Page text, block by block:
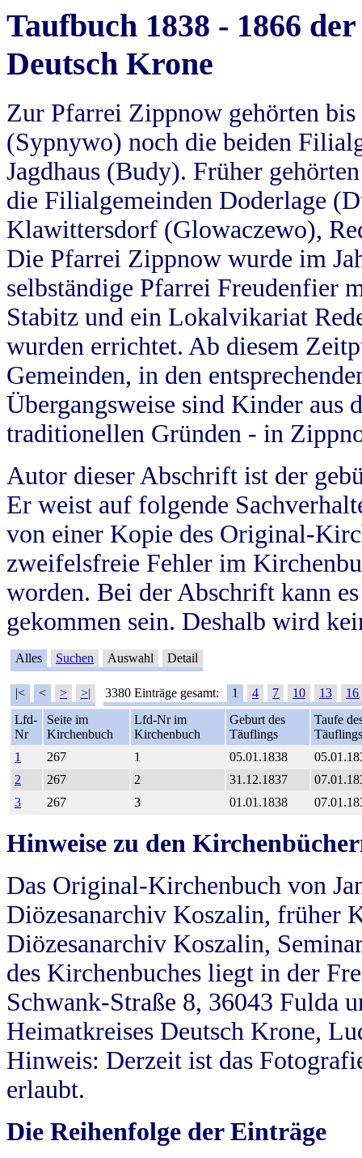
Taufbuch 1838 - 1866
Deutsch Krone
Zur Pfarrei Zippnow gehörten
(Sypnywo) noch die beiden
Jagdhaus (Budy). Früher
die Filialgemeinden Doderlage
Klawittersdorf (Glowaczewo),
Die Pfarrei Zippnow wurde im
selbständige Pfarrei Freudenfier
Stabitz und ein Lokalvikariat
wurden errichtet. Ab diesem
Gemeinden, in den
Übergangsweise sind Kinder aus
traditionellen Gründen - in
Autor dieser Abschrift ist der
Er weist auf folgende
von einer Kopie des Original-
zweifelsfreie Fehler im
worden. Bei der Abschrift kann
gekommen sein. Deshalb wird
Alles Suchen Auswahl Detail
|< < > >| 3380 Einträge gesamt: 1 4 7 10 13
16
Lfd-
Nr
Seite im
Kirchenbuch
Lfd-Nr im
Kirchenbuch
Geburt des
Täuflings
Taufe
Täuflings
1
267 1 05.01.1838
2
267 2 31.12.1837
3
267 3 01.01.1838
Hinweise zu den
Das Original-Kirchenbuch von
Diözesanarchiv Koszalin, früher
Diözesanarchiv Koszalin,
des Kirchenbuches liegt in der
Schwank-Straße 8, 36043 Fulda
Heimatkreises Deutsch Krone,
Hinweis: Derzeit ist das
erlaubt.
Die Reihenfolge der Einträge